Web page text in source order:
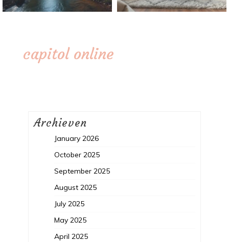
capitol online
Archieven
January 2026
October 2025
September 2025
August 2025
July 2025
May 2025
April 2025